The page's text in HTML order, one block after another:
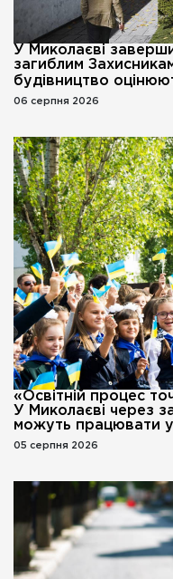
У Миколаєві
загиблим
будівництво
06 серпня 2026
«Освітній процес
У Миколаєві через
можуть працювати у
05 серпня 2026